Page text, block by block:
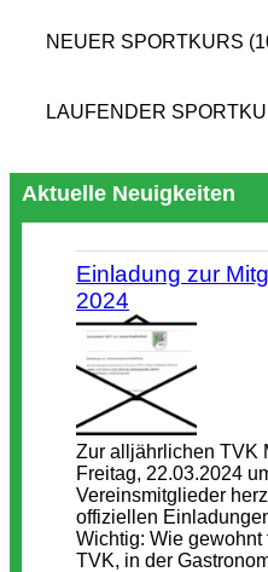
NEUER SPORTKURS
LAUFENDER
Aktuelle Neuigkeiten
Einladung zur
2024
Zur alljährlichen TVK
Freitag, 22.03.2024
Vereinsmitglieder
offiziellen
Wichtig: Wie
TVK, in der